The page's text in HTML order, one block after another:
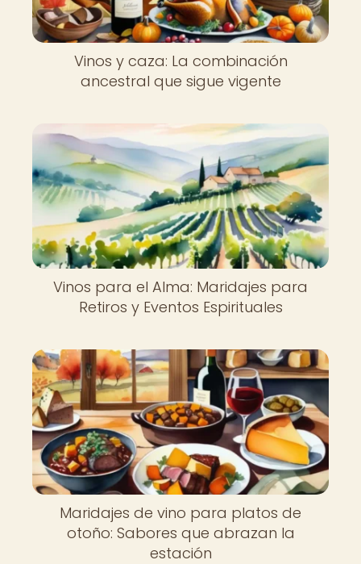
Vinos y caza: La combinación
ancestral que sigue vigente
Vinos para el Alma: Maridajes para
Retiros y Eventos Espirituales
Maridajes de vino para platos de
otoño: Sabores que abrazan la
estación